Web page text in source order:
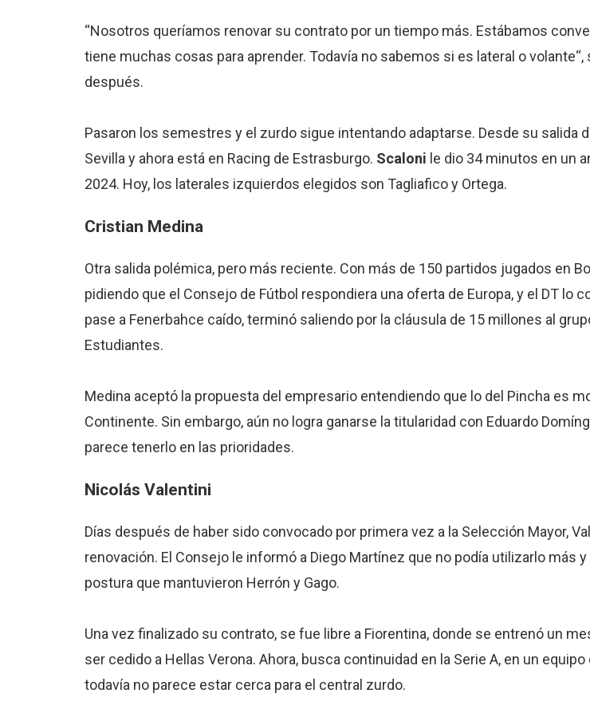
“Nosotros queríamos renovar su contrato por un tiempo más. Estábamos
tiene muchas cosas para aprender. Todavía no sabemos si es lateral o
después.
Pasaron los semestres y el zurdo sigue intentando adaptarse. Desde su salida
Sevilla y ahora está en Racing de Estrasburgo. Scaloni le dio 34 minutos en un
2024. Hoy, los laterales izquierdos elegidos son Tagliafico y Ortega.
Cristian Medina
Otra salida polémica, pero más reciente. Con más de 150 partidos jugados en
pidiendo que el Consejo de Fútbol respondiera una oferta de Europa, y el DT lo
pase a Fenerbahce caído, terminó saliendo por la cláusula de 15 millones al
Estudiantes.
Medina aceptó la propuesta del empresario entendiendo que lo del Pincha es
Continente. Sin embargo, aún no logra ganarse la titularidad con Eduardo
parece tenerlo en las prioridades.
Nicolás Valentini
Días después de haber sido convocado por primera vez a la Selección Mayor,
renovación. El Consejo le informó a Diego Martínez que no podía utilizarlo más
postura que mantuvieron Herrón y Gago.
Una vez finalizado su contrato, se fue libre a Fiorentina, donde se entrenó un
ser cedido a Hellas Verona. Ahora, busca continuidad en la Serie A, en un
todavía no parece estar cerca para el central zurdo.